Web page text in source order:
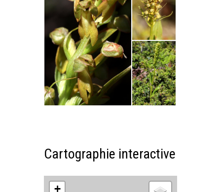
Cartographie interactive
+